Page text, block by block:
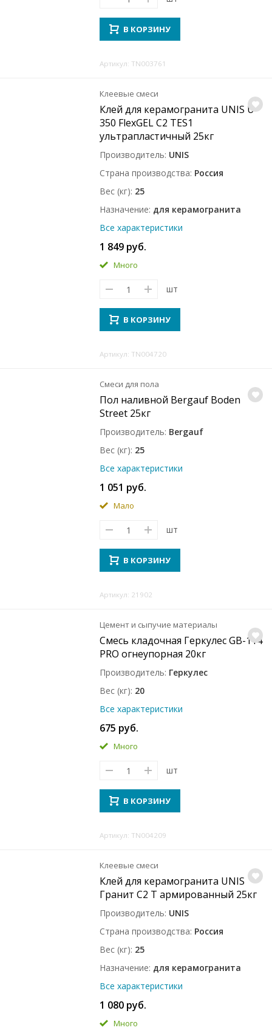
В КОРЗИНУ
Артикул: TN003761
Клеевые смеси
Клей для керамогранита UNIS U-
350 FlexGEL C2 ТЕS1
ультрапластичный 25кг
Производитель UNIS
Страна производства Россия
Вес (кг) 25
Назначение для керамогранита
Все характеристики
1 849 руб.
Много
шт
В КОРЗИНУ
Артикул: TN004720
Смеси для пола
Пол наливной Bergauf Boden
Street 25кг
Производитель Bergauf
Вес (кг) 25
Все характеристики
1 051 руб.
Мало
шт
В КОРЗИНУ
Артикул: 21902
Цемент и сыпучие материалы
Смесь кладочная Геркулес GB-114
PRO огнеупорная 20кг
Производитель Геркулес
Вес (кг) 20
Все характеристики
675 руб.
Много
шт
В КОРЗИНУ
Артикул: TN004209
Клеевые смеси
Клей для керамогранита UNIS
Гранит C2 T армированный 25кг
Производитель UNIS
Страна производства Россия
Вес (кг) 25
Назначение для керамогранита
Все характеристики
1 080 руб.
Много